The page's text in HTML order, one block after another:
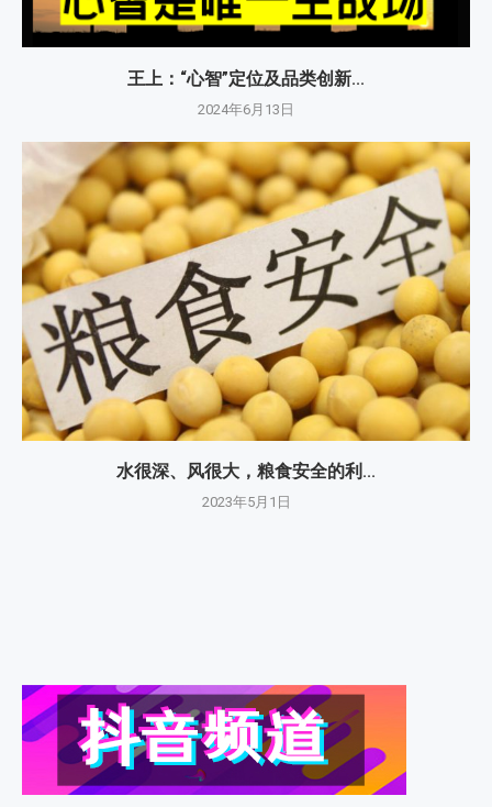
王上：“心智”定位及品类创新...
2024年6月13日
水很深、风很大，粮食安全的利...
2023年5月1日